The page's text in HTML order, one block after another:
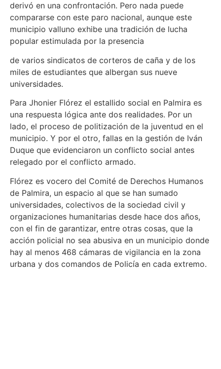
derivó en una confrontación. Pero nada puede
compararse con este paro nacional, aunque este
municipio valluno exhibe una tradición de lucha
popular estimulada por la presencia
de varios sindicatos de corteros de caña y de los
miles de estudiantes que albergan sus nueve
universidades.
Para Jhonier Flórez el estallido social en Palmira es
una respuesta lógica ante dos realidades. Por un
lado, el proceso de politización de la juventud en el
municipio. Y por el otro, fallas en la gestión de Iván
Duque que evidenciaron un conflicto social antes
relegado por el conflicto armado.
Flórez es vocero del Comité de Derechos Humanos
de Palmira, un espacio al que se han sumado
universidades, colectivos de la sociedad civil y
organizaciones humanitarias desde hace dos años,
con el fin de garantizar, entre otras cosas, que la
acción policial no sea abusiva en un municipio donde
hay al menos 468 cámaras de vigilancia en la zona
urbana y dos comandos de Policía en cada extremo.